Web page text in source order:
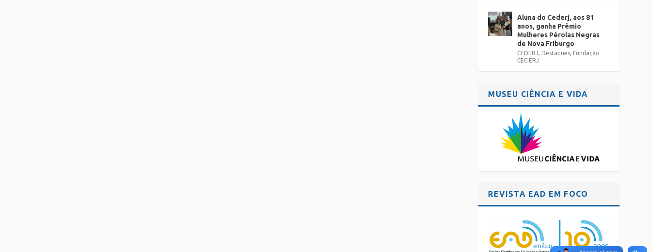
Aluna do Cederj, aos 81
anos, ganha Prêmio
Mulheres Pérolas Negras
de Nova Friburgo
CEDERJ, Destaques, Fundação
CECIERJ
MUSEU CIÊNCIA E VIDA
REVISTA EAD EM FOCO